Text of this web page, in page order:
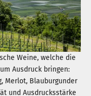
Weine, welche die
Ausdruck bringen:
Merlot, Blauburgunder
und Ausdrucksstärke